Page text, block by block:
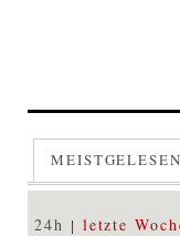
MEISTGELESEN
24h letzte